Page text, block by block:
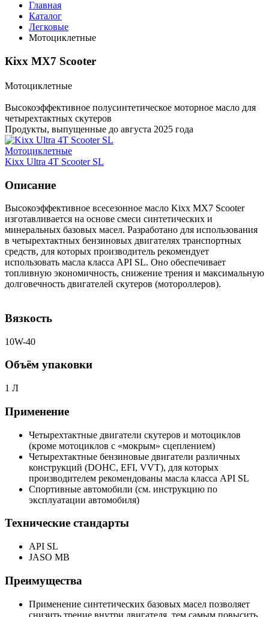
Главная
Каталог
Легковые
Мотоциклетные
Кіхх MX7 Scooter
Мотоциклетные
Высокоэффективное полусинтетическое моторное масло для
четырехтактных скутеров
Продукты, выпущенные до августа 2025 года
Мотоциклетные
Kixx Ultra 4T Scooter SL
Описание
Высокоэффективное всесезонное масло Kixx MX7 Scooter
изготавливается на основе смеси синтетических и
минеральных базовых масел. Разработано для использования
в четырехтактных бензиновых двигателях транспортных
средств, для которых производитель рекомендует
использовать масла класса API SL. Оно обеспечивает
топливную экономичность, снижение трения и максимальную
долговечность двигателей скутеров (мотороллеров).
Вязкость
10W-40
Объём упаковки
1 Л
Применение
Четырехтактные двигатели скутеров и мотоциклов
(кроме мотоциклов с «мокрым» сцеплением)
Четырехтактные бензиновые двигатели различных
конструкций (DOHC, EFI, VVT), для которых
производителем рекомендованы масла класса API SL
Спортивные автомобили (см. инструкцию по
эксплуатации автомобиля)
Технические стандарты
API SL
JASO MB
Преимущества
Применение синтетических базовых масел позволяет
снизить трение внутри двигателя, тем самым повысить